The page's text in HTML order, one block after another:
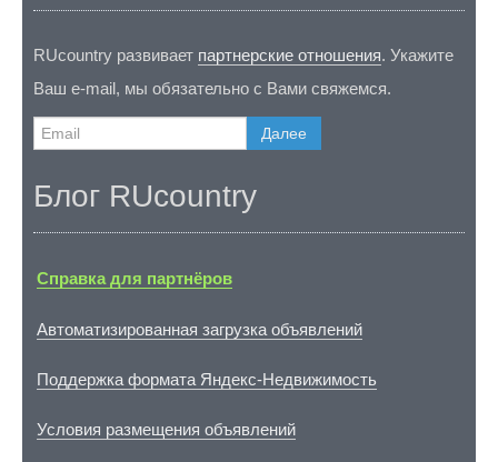
RUcountry развивает партнерские отношения. Укажите
Ваш e-mail, мы обязательно с Вами свяжемся.
Далее
Блог RUcountry
Справка для партнёров
Автоматизированная загрузка объявлений
Поддержка формата Яндекс-Недвижимость
Условия размещения объявлений